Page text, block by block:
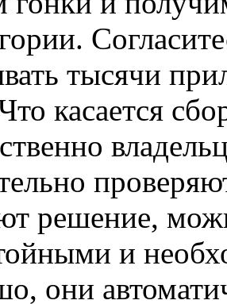
тысячи
касается
решение,
и
они